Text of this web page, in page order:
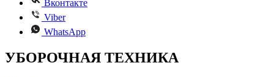
Вконтакте
Viber
WhatsApp
УБОРОЧНАЯ ТЕХНИКА